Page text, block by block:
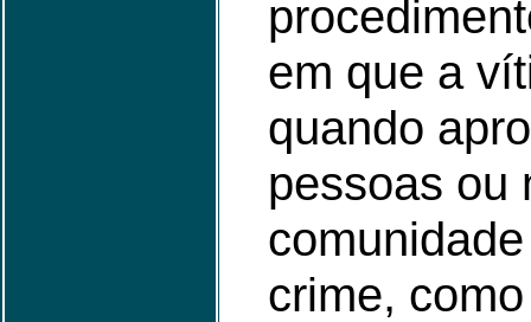
em que a
quando
pessoas ou
crime,